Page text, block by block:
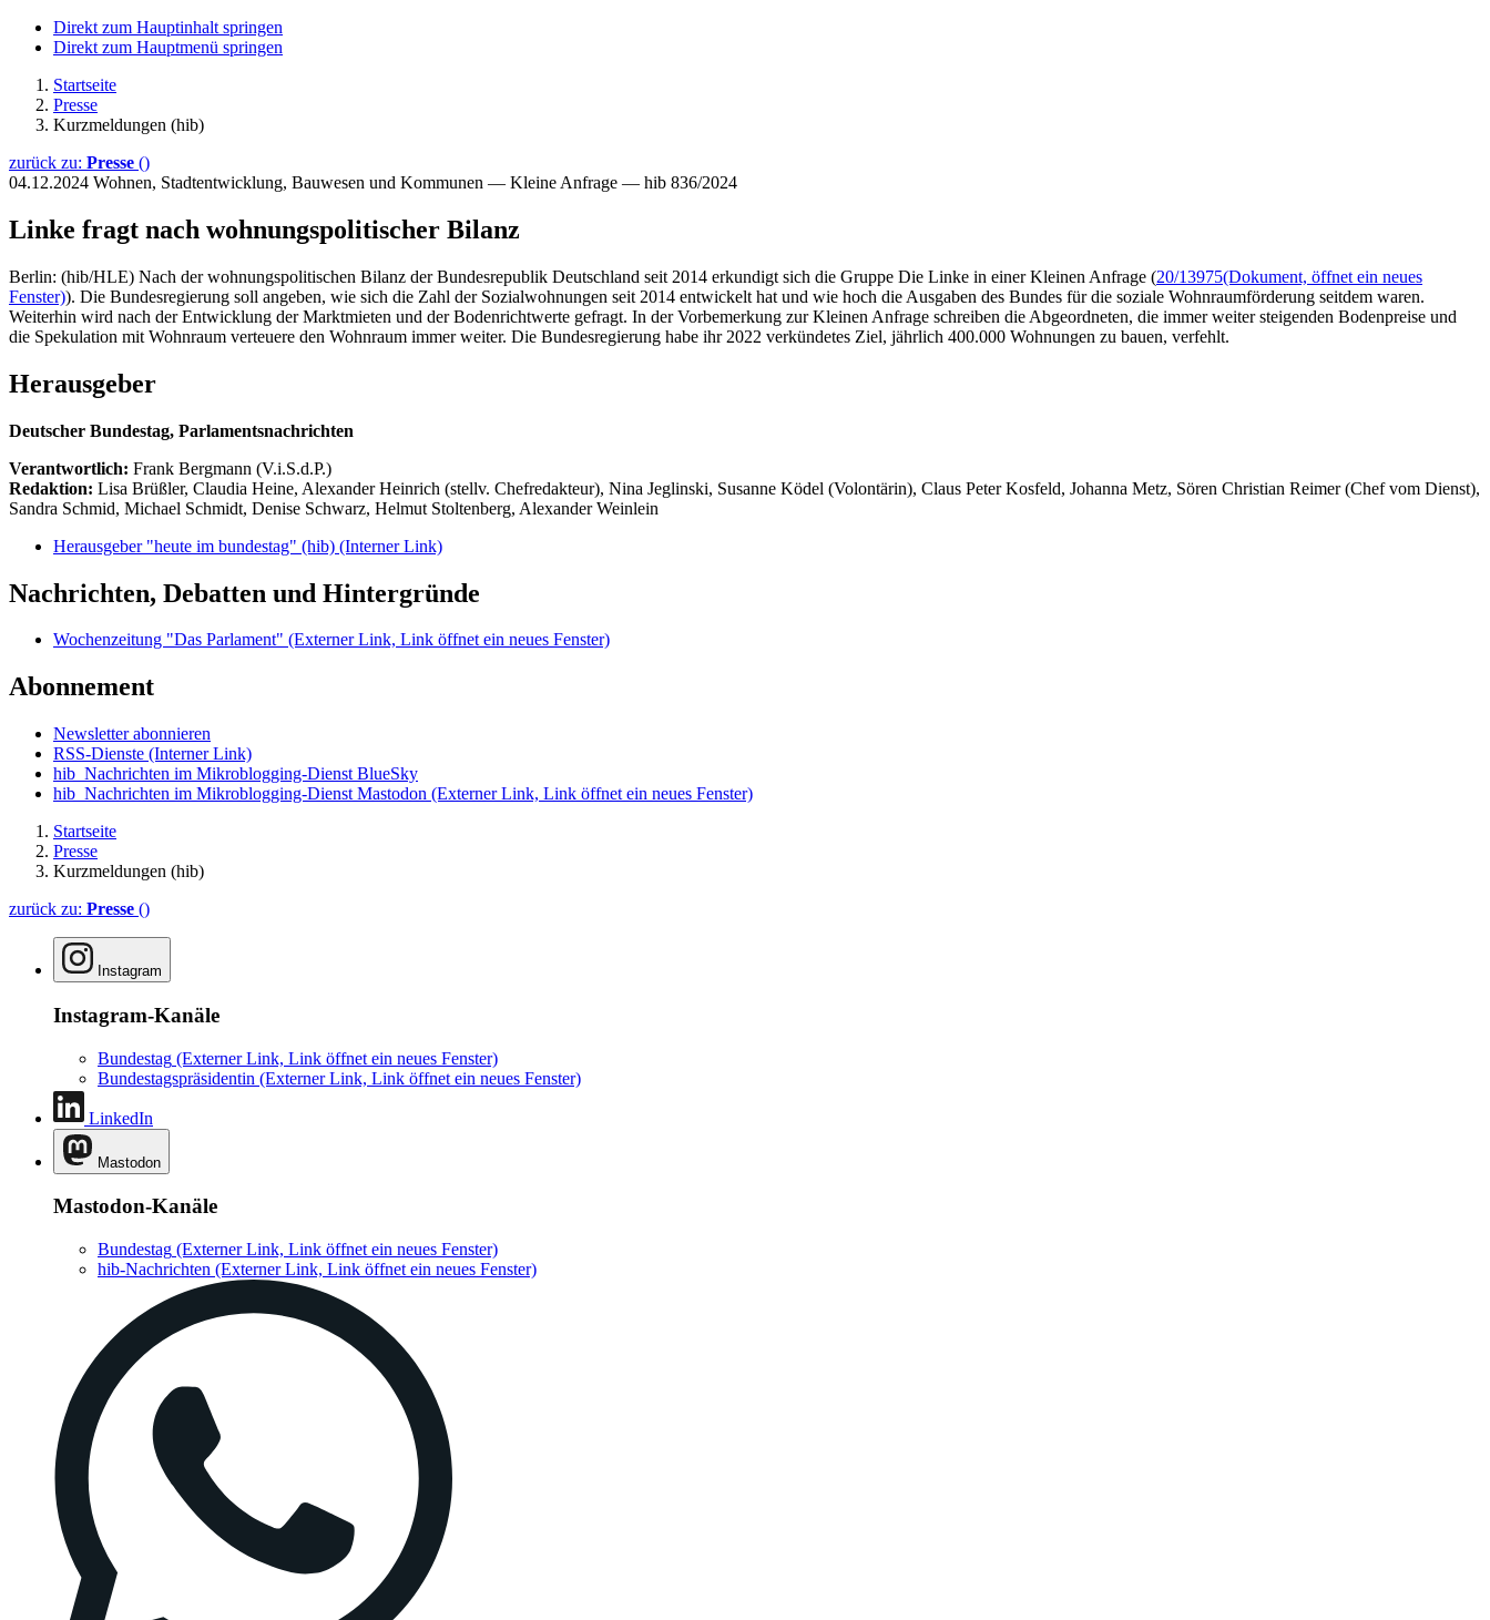
Direkt zum Hauptinhalt springen
Direkt zum Hauptmenü springen
Startseite
Presse
Kurzmeldungen (hib)
zurück zu: Presse ()
04.12.2024 Wohnen, Stadtentwicklung, Bauwesen und Kommunen — Kleine Anfrage — hib 836/2024
Linke fragt nach wohnungspolitischer Bilanz
Berlin: (hib/HLE) Nach der wohnungspolitischen Bilanz der Bundesrepublik Deutschland seit 2014 erkundigt sich die Gruppe Die Linke in einer Kleinen Anfrage (20/13975(Dokument, öffnet ein neues
Fenster)). Die Bundesregierung soll angeben, wie sich die Zahl der Sozialwohnungen seit 2014 entwickelt hat und wie hoch die Ausgaben des Bundes für die soziale Wohnraumförderung seitdem waren.
Weiterhin wird nach der Entwicklung der Marktmieten und der Bodenrichtwerte gefragt. In der Vorbemerkung zur Kleinen Anfrage schreiben die Abgeordneten, die immer weiter steigenden Bodenpreise und
die Spekulation mit Wohnraum verteuere den Wohnraum immer weiter. Die Bundesregierung habe ihr 2022 verkündetes Ziel, jährlich 400.000 Wohnungen zu bauen, verfehlt.
Herausgeber
Deutscher Bundestag, Parlamentsnachrichten
Verantwortlich: Frank Bergmann (V.i.S.d.P.)
Redaktion: Lisa Brüßler, Claudia Heine, Alexander Heinrich (stellv. Chefredakteur), Nina Jeglinski, Susanne Ködel (Volontärin), Claus Peter Kosfeld, Johanna Metz, Sören Christian Reimer (Chef vom Dienst),
Sandra Schmid, Michael Schmidt, Denise Schwarz, Helmut Stoltenberg, Alexander Weinlein
Herausgeber "heute im bundestag" (hib) (Interner Link)
Nachrichten, Debatten und Hintergründe
Wochenzeitung "Das Parlament" (Externer Link, Link öffnet ein neues Fenster)
Abonnement
Newsletter abonnieren
RSS-Dienste (Interner Link)
hib_Nachrichten im Mikroblogging-Dienst BlueSky
hib_Nachrichten im Mikroblogging-Dienst Mastodon (Externer Link, Link öffnet ein neues Fenster)
Startseite
Presse
Kurzmeldungen (hib)
zurück zu: Presse ()
Instagram
Instagram-Kanäle
Bundestag (Externer Link, Link öffnet ein neues Fenster)
Bundestagspräsidentin (Externer Link, Link öffnet ein neues Fenster)
LinkedIn
Mastodon
Mastodon-Kanäle
Bundestag (Externer Link, Link öffnet ein neues Fenster)
hib-Nachrichten (Externer Link, Link öffnet ein neues Fenster)